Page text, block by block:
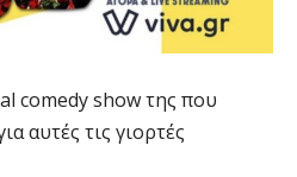
comedy show της που
αυτές τις γιορτές